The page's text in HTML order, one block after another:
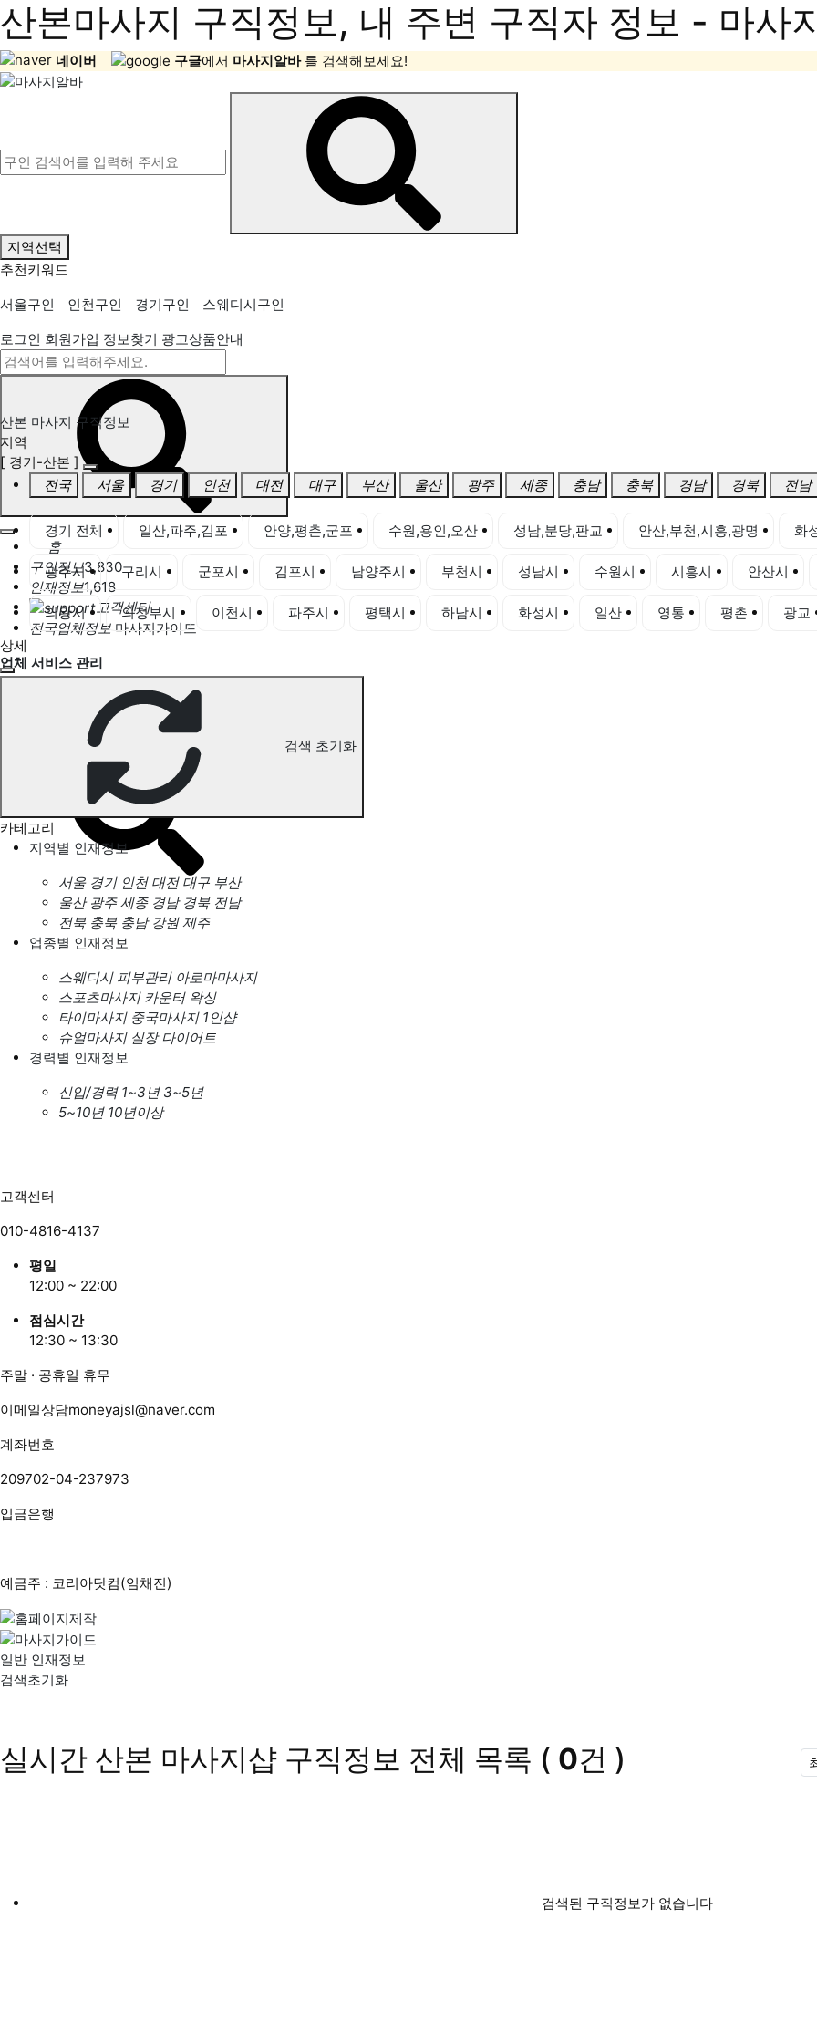
산본마사지 구직정보, 내 주변 구직자 정보 - 마사
네이버 구글에서 마사지알바 를 검색해보세요!
지역선택
추천키워드
서울구인
인천구인 경기구인
스웨디시구인
로그인 회원가입 정보찾기 광고상품안내
홈
구인정보3,830
인재정보1,618
고객센터
전국업체정보 마사지가이드
업체 서비스 관리
개인 서비스 관리
산본 마사지 구직정보
산본 마사지 구직정보
지역
[ 경기-산본 ]
전국
서울 경기 인천 대전 대구 부산 울산 광주 세종 충남 충북 경남 경북 전남
경기 전체 일산,파주,김포 안양,평촌,군포 수원,용인,오산 성남,분당,판교 안산,부천,시흥,광명 화
광주시 구리시 군포시 김포시 남양주시 부천시 성남시 수원시 시흥시 안산시
의왕시 의정부시 이천시 파주시 평택시 하남시 화성시 일산 영통 평촌
광교
상세
검색 초기화
카테고리
지역별 인재정보
서울 경기 인천 대전 대구 부산
울산 광주 세종 경남 경북 전남
전북 충북 충남 강원 제주
업종별 인재정보
스웨디시 피부관리 아로마마사지
스포츠마사지 카운터 왁싱
타이마사지 중국마사지 1인샵
슈얼마사지 실장 다이어트
경력별 인재정보
신입/경력 1~3년 3~5년
5~10년 10년이상
고객센터
010-4816-4137
평일
12:00 ~ 22:00
점심시간
12:30 ~ 13:30
주말 · 공휴일 휴무
이메일상담moneyajsl@naver.com
계좌번호
209702-04-237973
입금은행
예금주 : 코리아닷컴(임채진)
일반 인재정보
검색초기화
실시간 산본 마사지샵 구직정보 전체 목록 ( 0건 )
검색된 구직정보가 없습니다